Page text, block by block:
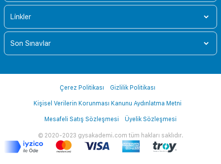
Linkler
Son Sınavlar
© 2020-2023 gysakademi.com tüm hakları saklıdır.
Çerez Politikası Gizlilik Politikası
Kişisel Verilerin Korunması Kanunu Aydınlatma Metni
Mesafeli Satış Sözleşmesi Üyelik Sözleşmesi